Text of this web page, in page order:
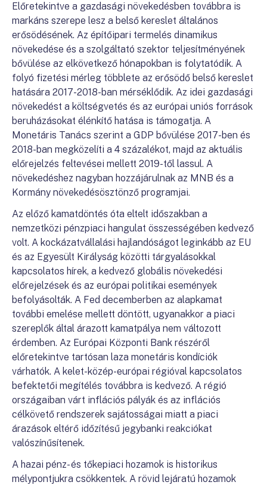
Előretekintve a gazdasági növekedésben továbbra is
markáns szerepe lesz a belső kereslet általános
erősödésének. Az építőipari termelés dinamikus
növekedése és a szolgáltató szektor teljesítményének
bővülése az elkövetkező hónapokban is folytatódik. A
folyó fizetési mérleg többlete az erősödő belső kereslet
hatására 2017-2018-ban mérséklődik. Az idei gazdasági
növekedést a költségvetés és az európai uniós források
beruházásokat élénkítő hatása is támogatja. A
Monetáris Tanács szerint a GDP bővülése 2017-ben és
2018-ban megközelíti a 4 százalékot, majd az aktuális
előrejelzés feltevései mellett 2019-től lassul. A
növekedéshez nagyban hozzájárulnak az MNB és a
Kormány növekedésösztönző programjai.
Az előző kamatdöntés óta eltelt időszakban a
nemzetközi pénzpiaci hangulat összességében kedvező
volt. A kockázatvállalási hajlandóságot leginkább az EU
és az Egyesült Királyság közötti tárgyalásokkal
kapcsolatos hírek, a kedvező globális növekedési
előrejelzések és az európai politikai események
befolyásolták. A Fed decemberben az alapkamat
további emelése mellett döntött, ugyanakkor a piaci
szereplők által árazott kamatpálya nem változott
érdemben. Az Európai Központi Bank részéről
előretekintve tartósan laza monetáris kondíciók
várhatók. A kelet-közép-európai régióval kapcsolatos
befektetői megítélés továbbra is kedvező. A régió
országaiban várt inflációs pályák és az inflációs
célkövető rendszerek sajátosságai miatt a piaci
árazások eltérő időzítésű jegybanki reakciókat
valószínűsítenek.
A hazai pénz- és tőkepiaci hozamok is historikus
mélypontjukra csökkentek. A rövid lejáratú hozamok